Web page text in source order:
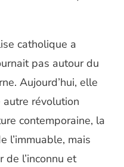
catholique a
pas autour du
Aujourd’hui, elle
autre révolution
contemporaine, la
l’immuable, mais
de l’inconnu et